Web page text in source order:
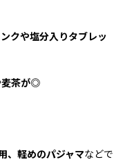
クや塩分入りタブレッ
麦茶が◎
、軽めのパジャマなどで